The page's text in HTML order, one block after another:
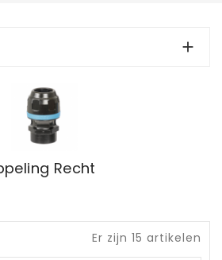

Recht
Er zijn 15 artikelen